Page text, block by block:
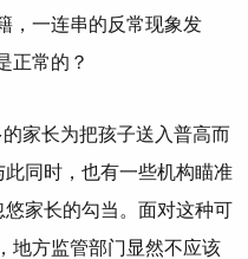
，一连串的反常现象发
正常的？
家长为把孩子送入普高而
此同时，也有一些机构瞄准
悠家长的勾当。面对这种可
地方监管部门显然不应该